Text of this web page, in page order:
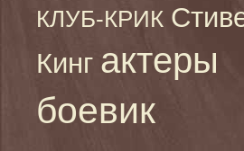
КЛУБ-КРИК
Кинг актеры
боевик